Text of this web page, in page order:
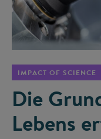
IMPACT OF SCIENCE
Die
Lebens